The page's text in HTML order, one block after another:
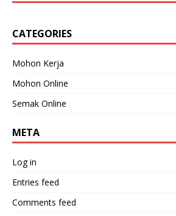
CATEGORIES
Mohon Kerja
Mohon Online
Semak Online
META
Log in
Entries feed
Comments feed